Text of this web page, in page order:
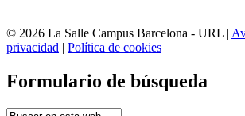
© 2026 La Salle Campus Barcelona - URL |
privacidad | Política de cookies
Formulario de búsqueda